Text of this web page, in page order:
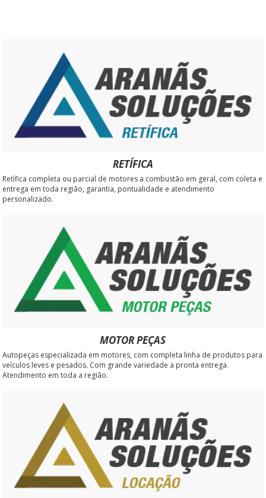
RETÍFICA
Retífica completa ou parcial de motores a combustão em geral, com coleta e
entrega em toda região, garantia, pontualidade e atendimento
personalizado.
MOTOR PEÇAS
Autopeças especializada em motores, com completa linha de produtos para
veículos leves e pesados. Com grande variedade a pronta entrega.
Atendimento em toda a região.